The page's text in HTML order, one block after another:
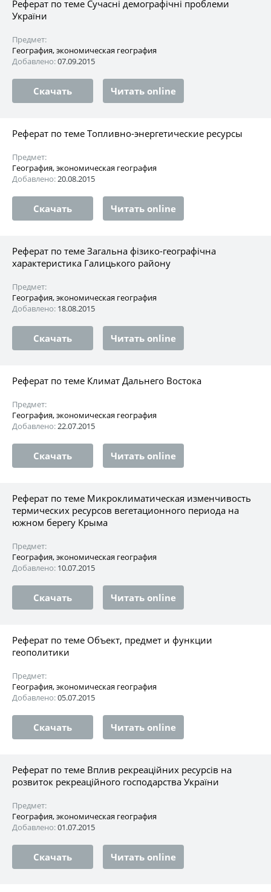
Реферат по теме Сучасні демографічні проблеми
України
Предмет:
География, экономическая география
Добавлено:07.09.2015
Скачать Читать online
Реферат по теме Топливно-энергетические ресурсы
Предмет:
География, экономическая география
Добавлено:20.08.2015
Скачать Читать online
Реферат по теме Загальна фізико-географічна
характеристика Галицького району
Предмет:
География, экономическая география
Добавлено: 18.08.2015
Скачать Читать online
Реферат по теме Климат Дальнего Востока
Предмет:
География, экономическая география
Добавлено:22.07.2015
Скачать Читать online
Реферат по теме Микроклиматическая изменчивость
термических ресурсов вегетационного периода на
южном берегу Крыма
Предмет:
География, экономическая география
Добавлено: 10.07.2015
Скачать Читать online
Реферат по теме Объект, предмет и функции
геополитики
Предмет:
География, экономическая география
Добавлено:05.07.2015
Скачать Читать online
Реферат по теме Вплив рекреаційних ресурсів на
розвиток рекреаційного господарства України
Предмет:
География, экономическая география
Добавлено:01.07.2015
Скачать Читать online